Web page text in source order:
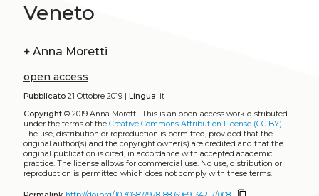
Veneto
+ Anna Moretti
open access
Pubblicato21 Ottobre 2019 | Lingua:it
Copyright© 2019 Anna Moretti. This is an open-access work distributed
under the terms of the Creative Commons Attribution License (CC BY).
The use, distribution or reproduction is permitted, provided that the
original author(s) and the copyright owner(s) are credited and that the
original publication is cited, in accordance with accepted academic
practice. The license allows for commercial use. No use, distribution or
reproduction is permitted which does not comply with these terms.
content_copy